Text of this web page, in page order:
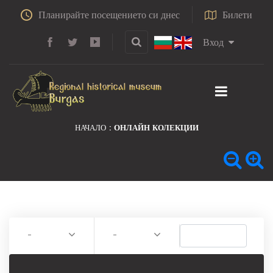
Планирайте посещението си днес Билети
Вход
НАЧАЛО ОНЛАЙН КОЛЕКЦИИ
- -